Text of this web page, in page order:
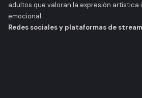
adultos que valoran la expresión artística
emocional.
Redes sociales y plataformas de